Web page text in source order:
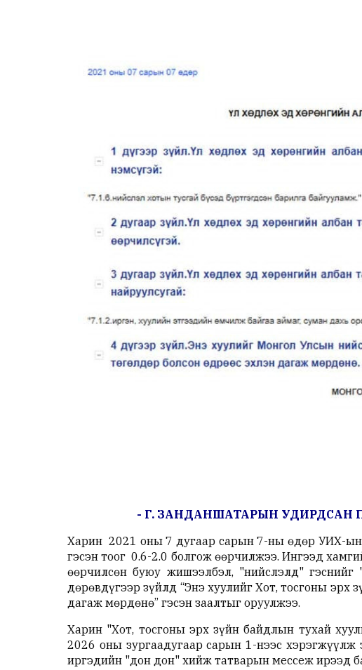
- Г. ЗАНДАНШАТАРЫН УДИРДСАН
Харин 2021 оны 7 дугаар сарын 7-ны өдөр УИХ-ын
гэсэн тоог 0.6-2.0 болгож өөрчилжээ. Ингээд
өөрчилсөн буюу жишээлбэл, "нийслэлд"
дөрөвдүгээр зүйлд “Энэ хуулийг Хот, тосгоны
дагаж мөрдөнө” гэсэн заалтыг оруулжээ.
Харин "Хот, тосгоны эрх зүйн байдлын тухай
2026 оны зургаадугаар сарын 1-нээс хэрэгжүүлж
иргэдийн "дон дон" хийж татварын мессеж ирээд